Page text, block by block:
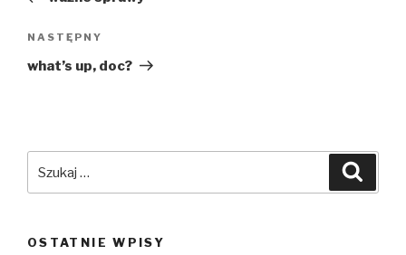
Następny
wpis
NASTĘPNY
what’s up, doc?
OSTATNIE WPISY